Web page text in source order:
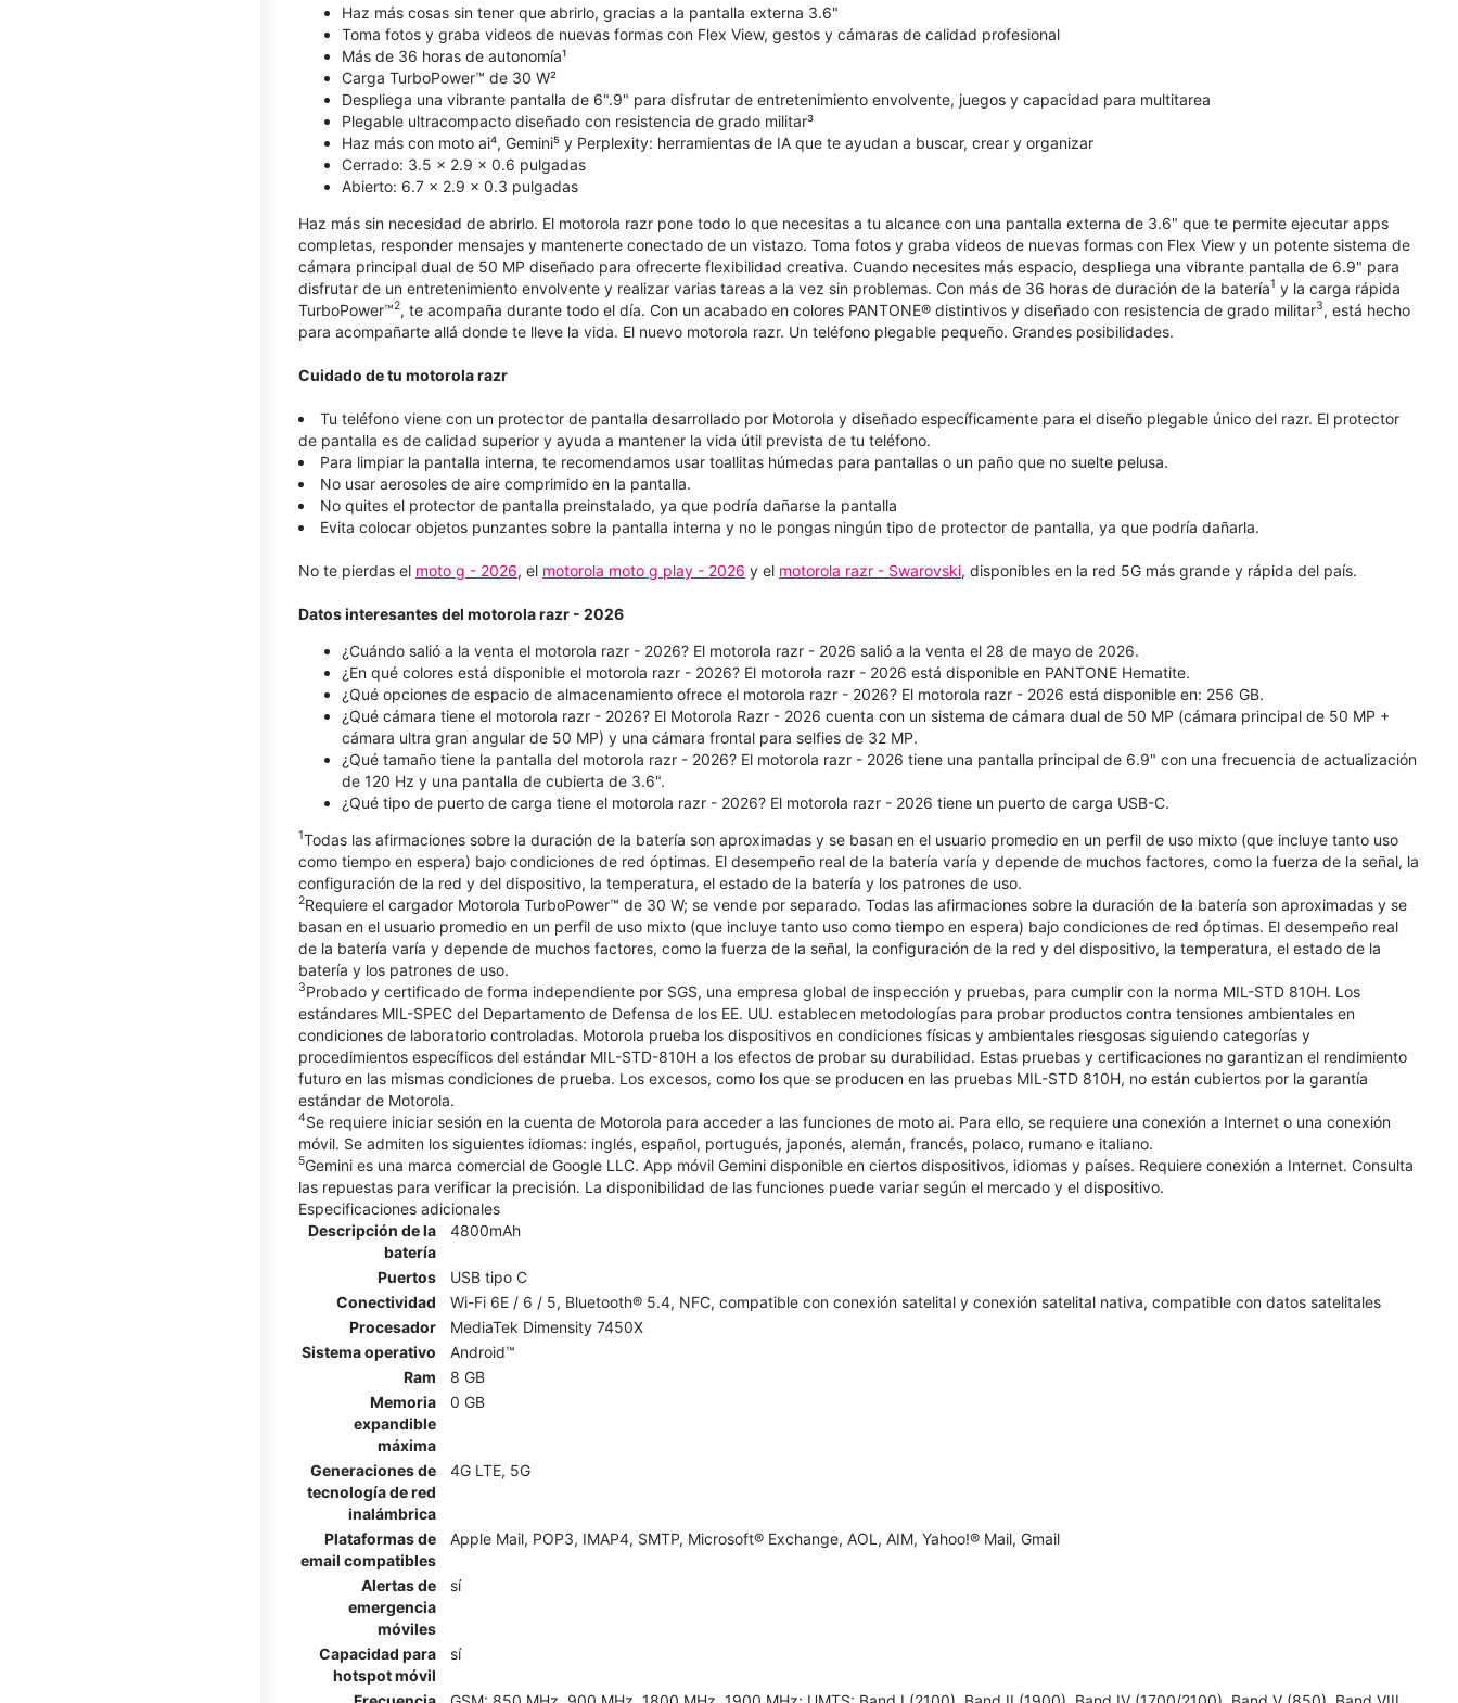
Haz más cosas sin tener que abrirlo, gracias a la pantalla externa 3.6"
Toma fotos y graba videos de nuevas formas con Flex View, gestos y cámaras de calidad profesional
Más de 36 horas de autonomía¹
Carga TurboPower™ de 30 W²
Despliega una vibrante pantalla de 6".9" para disfrutar de entretenimiento envolvente, juegos y capacidad para multitarea
Plegable ultracompacto diseñado con resistencia de grado militar³
Haz más con moto ai⁴, Gemini⁵ y Perplexity: herramientas de IA que te ayudan a buscar, crear y organizar
Cerrado: 3.5 x 2.9 x 0.6 pulgadas
Abierto: 6.7 x 2.9 x 0.3 pulgadas
Haz más sin necesidad de abrirlo. El motorola razr pone todo lo que necesitas a tu alcance con una pantalla externa de 3.6" que te permite ejecutar apps
completas, responder mensajes y mantenerte conectado de un vistazo. Toma fotos y graba videos de nuevas formas con Flex View y un potente sistema de
cámara principal dual de 50 MP diseñado para ofrecerte flexibilidad creativa. Cuando necesites más espacio, despliega una vibrante pantalla de 6.9" para
disfrutar de un entretenimiento envolvente y realizar varias tareas a la vez sin problemas. Con más de 36 horas de duración de la batería1 y la carga rápida
TurboPower™2, te acompaña durante todo el día. Con un acabado en colores PANTONE® distintivos y diseñado con resistencia de grado militar3, está hecho
para acompañarte allá donde te lleve la vida. El nuevo motorola razr. Un teléfono plegable pequeño. Grandes posibilidades.
Cuidado de tu motorola razr
Tu teléfono viene con un protector de pantalla desarrollado por Motorola y diseñado específicamente para el diseño plegable único del razr. El protector
de pantalla es de calidad superior y ayuda a mantener la vida útil prevista de tu teléfono.
Para limpiar la pantalla interna, te recomendamos usar toallitas húmedas para pantallas o un paño que no suelte pelusa.
No usar aerosoles de aire comprimido en la pantalla.
No quites el protector de pantalla preinstalado, ya que podría dañarse la pantalla
Evita colocar objetos punzantes sobre la pantalla interna y no le pongas ningún tipo de protector de pantalla, ya que podría dañarla.
No te pierdas el moto g - 2026, el motorola moto g play - 2026 y el motorola razr - Swarovski, disponibles en la red 5G más grande y rápida del país.
Datos interesantes del motorola razr - 2026
¿Cuándo salió a la venta el motorola razr - 2026? El motorola razr - 2026 salió a la venta el 28 de mayo de 2026.
¿En qué colores está disponible el motorola razr - 2026?​​​​​​​ El motorola razr - 2026 está disponible en PANTONE Hematite.
¿Qué opciones de espacio de almacenamiento ofrece el motorola razr - 2026?​​​​​​​ El motorola razr - 2026 está disponible en: 256 GB.
¿Qué cámara tiene el motorola razr - 2026? El Motorola Razr - 2026 cuenta con un sistema de cámara dual de 50 MP (cámara principal de 50 MP +
cámara ultra gran angular de 50 MP) y una cámara frontal para selfies de 32 MP.
¿Qué tamaño tiene la pantalla del motorola razr - 2026? El motorola razr - 2026 tiene una pantalla principal de 6.9" con una frecuencia de actualización
de 120 Hz y una pantalla de cubierta de 3.6".
¿Qué tipo de puerto de carga tiene el motorola razr - 2026? El motorola razr - 2026 tiene un puerto de carga USB-C.
1Todas las afirmaciones sobre la duración de la batería son aproximadas y se basan en el usuario promedio en un perfil de uso mixto (que incluye tanto uso
como tiempo en espera) bajo condiciones de red óptimas. El desempeño real de la batería varía y depende de muchos factores, como la fuerza de la señal, la
configuración de la red y del dispositivo, la temperatura, el estado de la batería y los patrones de uso.
2Requiere el cargador Motorola TurboPower™ de 30 W; se vende por separado. Todas las afirmaciones sobre la duración de la batería son aproximadas y se
basan en el usuario promedio en un perfil de uso mixto (que incluye tanto uso como tiempo en espera) bajo condiciones de red óptimas. El desempeño real
de la batería varía y depende de muchos factores, como la fuerza de la señal, la configuración de la red y del dispositivo, la temperatura, el estado de la
batería y los patrones de uso.
3Probado y certificado de forma independiente por SGS, una empresa global de inspección y pruebas, para cumplir con la norma MIL-STD 810H. Los
estándares MIL-SPEC del Departamento de Defensa de los EE. UU. establecen metodologías para probar productos contra tensiones ambientales en
condiciones de laboratorio controladas. Motorola prueba los dispositivos en condiciones físicas y ambientales riesgosas siguiendo categorías y
procedimientos específicos del estándar MIL-STD-810H a los efectos de probar su durabilidad. Estas pruebas y certificaciones no garantizan el rendimiento
futuro en las mismas condiciones de prueba. Los excesos, como los que se producen en las pruebas MIL-STD 810H, no están cubiertos por la garantía
estándar de Motorola.
4Se requiere iniciar sesión en la cuenta de Motorola para acceder a las funciones de moto ai. Para ello, se requiere una conexión a Internet o una conexión
móvil. Se admiten los siguientes idiomas: inglés, español, portugués, japonés, alemán, francés, polaco, rumano e italiano.
5Gemini es una marca comercial de Google LLC. App móvil Gemini disponible en ciertos dispositivos, idiomas y países. Requiere conexión a Internet. Consulta
las repuestas para verificar la precisión. La disponibilidad de las funciones puede variar según el mercado y el dispositivo.
Especificaciones adicionales
Descripción de la
batería
4800mAh
Puertos
USB tipo C
Conectividad
Wi-Fi 6E / 6 / 5, Bluetooth® 5.4, NFC, compatible con conexión satelital y conexión satelital nativa, compatible con datos satelitales
Procesador
MediaTek Dimensity 7450X
Sistema operativo
Android™
Ram
8 GB
Memoria
expandible
máxima
0 GB
Generaciones de
tecnología de red
inalámbrica
4G LTE, 5G
Plataformas de
email compatibles
Apple Mail, POP3, IMAP4, SMTP, Microsoft® Exchange, AOL, AIM, Yahoo!® Mail, Gmail
Alertas de
emergencia
móviles
sí
Capacidad para
hotspot móvil
sí